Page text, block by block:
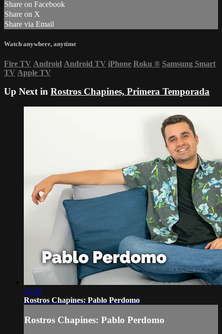
Share on Facebook
Share on X
Share via Email
Watch anywhere, anytime
Fire TV Android Android TV iPhone Roku ® Samsung Smart
TV Apple TV
Up Next in Rostros Chapines, Primera Temporada
12:25
Rostros Chapines: Pablo Perdomo
Rostros Chapines: Pablo Perdomo